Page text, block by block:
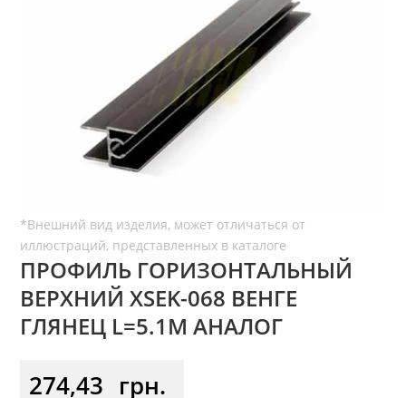
ПРОФИЛЬ ГОРИЗОНТАЛЬНЫЙ
ВЕРХНИЙ ХSEK-068 ВЕНГЕ
ГЛЯНЕЦ L=5.1М АНАЛОГ
274,43 грн.